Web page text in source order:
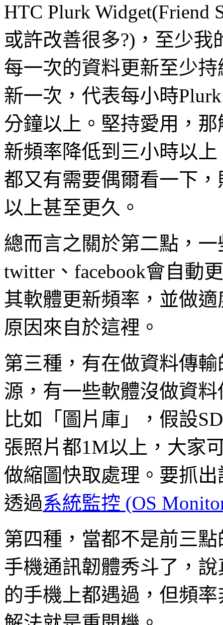
HTC Plurk Widget(Friend
或許改善很多?)，至少我
每一次的資料更新至少
新一次，代表每小時
分鐘以上。堅持愛用，
新頻率降低到三小時以
都又有需要偶爾看一下
以上甚至更久。
總而言之關於第二點，
twitter、facebook會自動
其軟體更新頻率，並做
原因來自於這裡。
第三種，有在做資料傳
源，有一些軟體沒做資
比如「圖片庫」，假設
張照片都1M以上，大家
做縮圖快取處理。要抓
透過系統監控 (OS
第四種，當都不是前三
手機通訊韌體秀斗了，
的手機上都遇過，但頻